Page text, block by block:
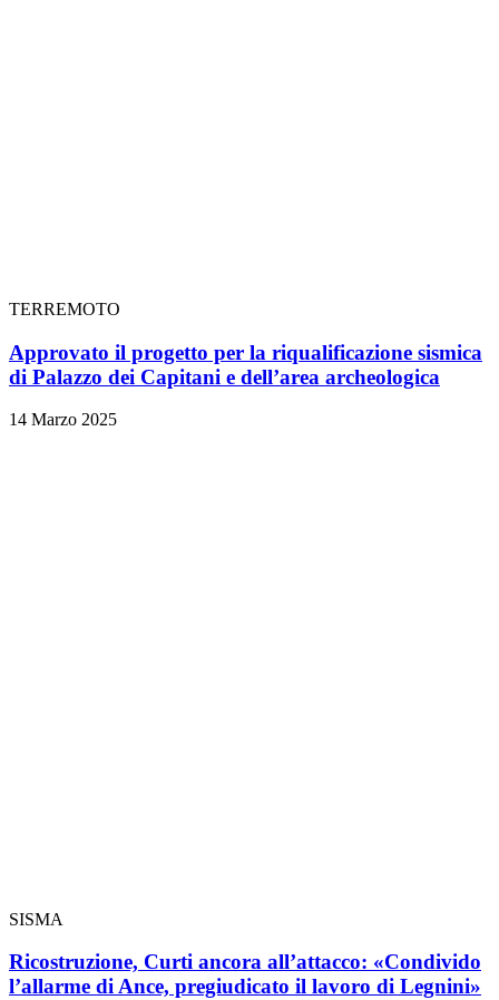
TERREMOTO
Approvato il progetto per la riqualificazione sismica
di Palazzo dei Capitani e dell’area archeologica
14 Marzo 2025
SISMA
Ricostruzione, Curti ancora all’attacco: «Condivido
l’allarme di Ance, pregiudicato il lavoro di Legnini»